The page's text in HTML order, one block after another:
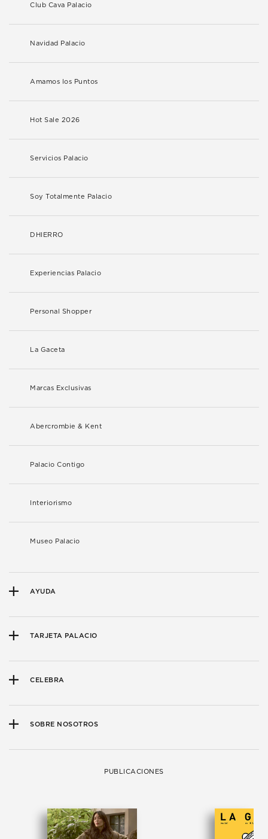
Club Cava Palacio
Navidad Palacio
Amamos los Puntos
Hot Sale 2026
Servicios Palacio
Soy Totalmente Palacio
DHIERRO
Experiencias Palacio
Personal Shopper
La Gaceta
Marcas Exclusivas
Abercrombie & Kent
Palacio Contigo
Interiorismo
Museo Palacio
AYUDA
TARJETA PALACIO
CELEBRA
SOBRE NOSOTROS
PUBLICACIONES